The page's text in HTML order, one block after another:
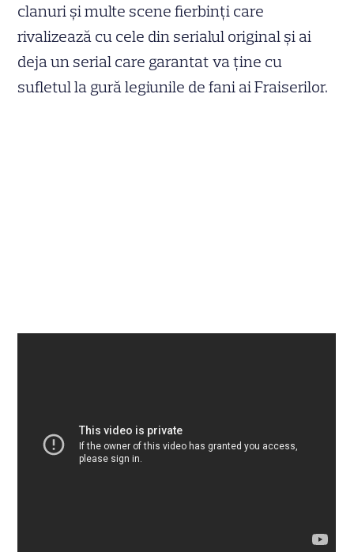
clanuri și multe scene fierbinți care
rivalizează cu cele din serialul original și ai
deja un serial care garantat va ține cu
sufletul la gură legiunile de fani ai Fraiserilor.